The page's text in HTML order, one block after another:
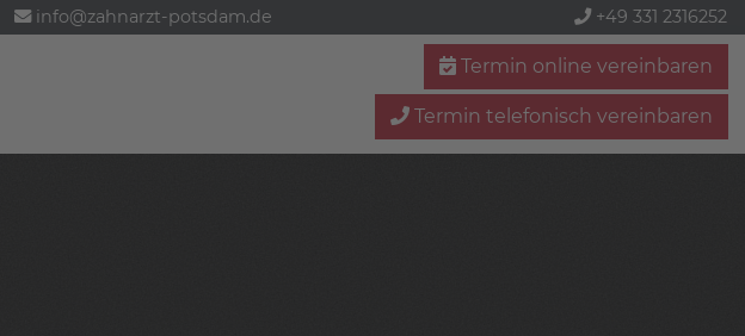
info@zahnarzt-potsdam.de +49 331 2316252
Termin online vereinbaren
Termin telefonisch vereinbaren